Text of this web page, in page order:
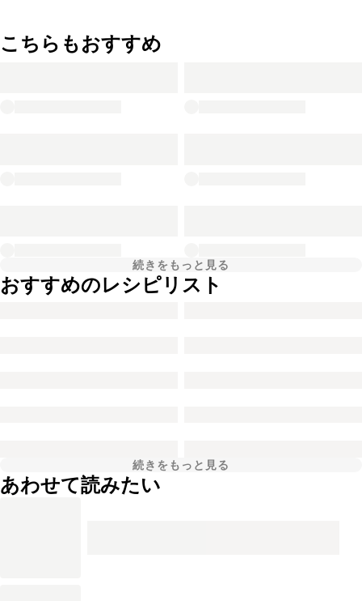
こちらもおすすめ
続きをもっと見る
おすすめのレシピリスト
続きをもっと見る
あわせて読みたい